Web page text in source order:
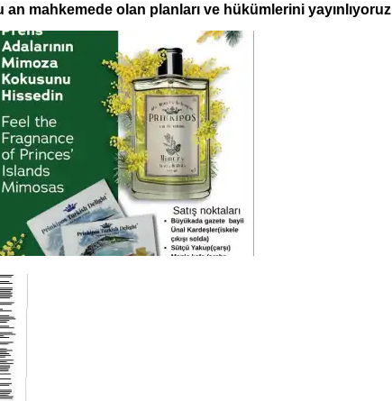
mahkemede olan planları ve hükümlerini yayınlıyoruz